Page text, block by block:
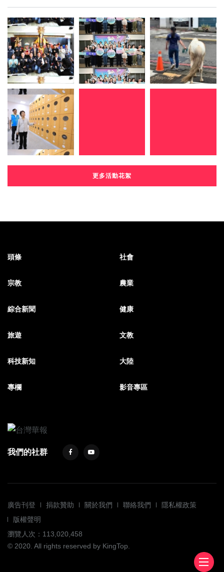
更多活動花絮
頭條 社會
宗教 農業
綜合新聞 健康
旅遊 文教
科技新知 大陸
專欄 影音專區
我們的社群
廣告刊登 捐款贊助 關於我們 聯絡我們
隱私權政策
版權聲明
瀏覽人次：113,020,458
© 2020. All rights reserved by KingTop.